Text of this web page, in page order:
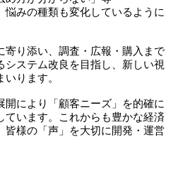
悩みの種類も変化しているように
寄り添い、調査・広報・購入まで
システム改良を目指し、新しい視
ります。
開により「顧客ニーズ」を的確に
ています。これからも豊かな経済
皆様の「声」を大切に開発・運営